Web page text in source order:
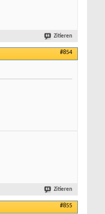
Zitieren
#854
Zitieren
#855